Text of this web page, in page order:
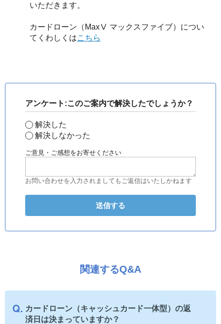
いただきます。
カードローン（MaxⅤ マックスファイブ）につい
てくわしくはこちら
アンケート:このご案内で解決したでしょうか？
解決した
解決しなかった
ご意見・ご感想をお寄せください
お問い合わせを入力されましてもご返信はいたしかねます
関連するQ&A
カードローン（キャッシュカード一体型）の返
済日は決まっていますか？